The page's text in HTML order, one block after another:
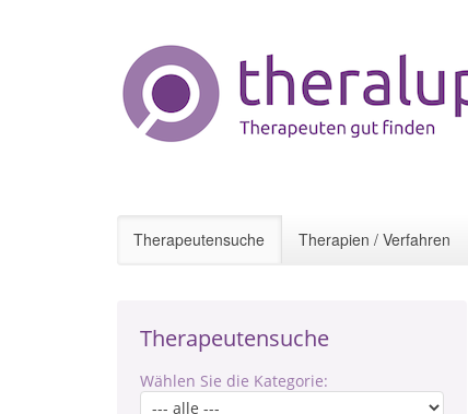
Therapeutensuche Therapien / Verfahren
Therapeutensuche
Wählen Sie die Kategorie: